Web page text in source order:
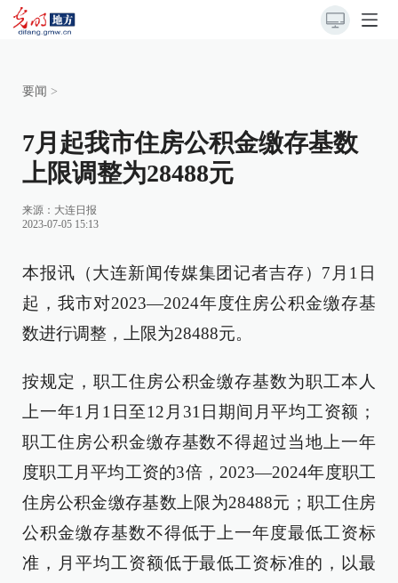
要闻 >
7月起我市住房公积金缴存基数
上限调整为28488元
来源： 大连日报
2023-07-05 15:13
本报讯（大连新闻传媒集团记者吉存）7月1日
起，我市对2023—2024年度住房公积金缴存基
数进行调整，上限为28488元。
按规定，职工住房公积金缴存基数为职工本人
上一年1月1日至12月31日期间月平均工资额；
职工住房公积金缴存基数不得超过当地上一年
度职工月平均工资的3倍，2023—2024年度职工
住房公积金缴存基数上限为28488元；职工住房
公积金缴存基数不得低于上一年度最低工资标
准，月平均工资额低于最低工资标准的，以最